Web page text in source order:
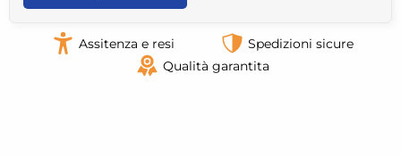
Assitenza e resi
Spedizioni sicure
Qualità garantita